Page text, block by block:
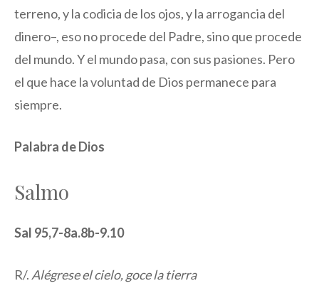
terreno, y la codicia de los ojos, y la arrogancia del
dinero–, eso no procede del Padre, sino que procede
del mundo. Y el mundo pasa, con sus pasiones. Pero
el que hace la voluntad de Dios permanece para
siempre.
Palabra de Dios
Salmo
Sal 95,7-8a.8b-9.10
R/. Alégrese el cielo, goce la tierra